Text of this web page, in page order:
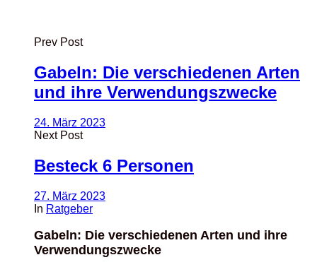
Prev Post
Gabeln: Die verschiedenen Arten
und ihre Verwendungszwecke
24. März 2023
Next Post
Besteck 6 Personen
27. März 2023
In Ratgeber
Gabeln: Die verschiedenen Arten und ihre
Verwendungszwecke